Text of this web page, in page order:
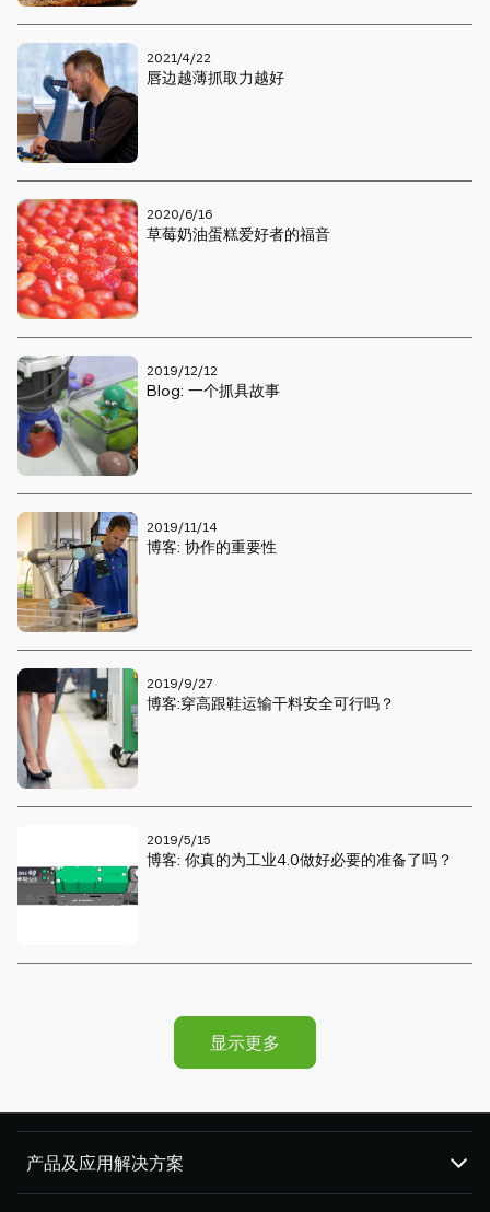
2021/4/22
唇边越薄抓取力越好
2020/6/16
草莓奶油蛋糕爱好者的福音
2019/12/12
Blog: 一个抓具故事
2019/11/14
博客: 协作的重要性
2019/9/27
博客:穿高跟鞋运输干料安全可行吗？
2019/5/15
博客: 你真的为工业4.0做好必要的准备了吗？
显示更多
产品及应用解决方案